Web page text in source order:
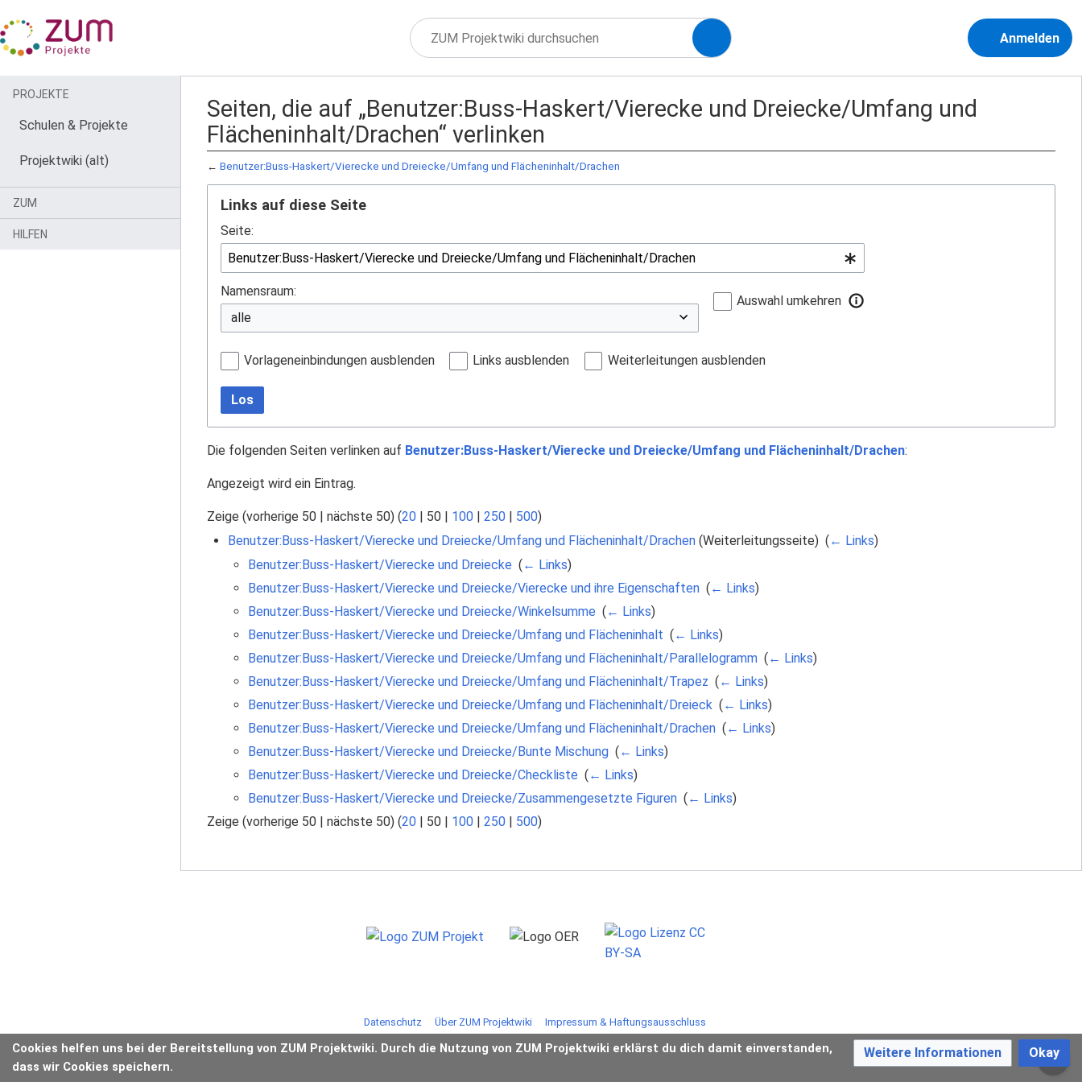
Anmelden
Seiten, die auf „Benutzer:Buss-Haskert/Vierecke und Dreiecke/Umfang und
Flächeninhalt/Drachen“ verlinken
← Benutzer:Buss-Haskert/Vierecke und Dreiecke/Umfang und Flächeninhalt/Drachen
Links auf diese Seite
Seite:
Namensraum:
Auswahl umkehren
Vorlageneinbindungen ausblenden Links ausblenden Weiterleitungen ausblenden
Los
Die folgenden Seiten verlinken auf Benutzer:Buss-Haskert/Vierecke und Dreiecke/Umfang und Flächeninhalt/Drachen:
Angezeigt wird ein Eintrag.
Zeige (vorherige 50 | nächste 50) (20 | 50 | 100 | 250 | 500)
Benutzer:Buss-Haskert/Vierecke und Dreiecke/Umfang und Flächeninhalt/Drachen(Weiterleitungsseite) ‎ (← Links)
Benutzer:Buss-Haskert/Vierecke und Dreiecke ‎(← Links)
Benutzer:Buss-Haskert/Vierecke und Dreiecke/Vierecke und ihre Eigenschaften ‎(← Links)
Benutzer:Buss-Haskert/Vierecke und Dreiecke/Winkelsumme ‎(← Links)
Benutzer:Buss-Haskert/Vierecke und Dreiecke/Umfang und Flächeninhalt ‎(← Links)
Benutzer:Buss-Haskert/Vierecke und Dreiecke/Umfang und Flächeninhalt/Parallelogramm ‎(← Links)
Benutzer:Buss-Haskert/Vierecke und Dreiecke/Umfang und Flächeninhalt/Trapez ‎(← Links)
Benutzer:Buss-Haskert/Vierecke und Dreiecke/Umfang und Flächeninhalt/Dreieck ‎(← Links)
Benutzer:Buss-Haskert/Vierecke und Dreiecke/Umfang und Flächeninhalt/Drachen ‎(← Links)
Benutzer:Buss-Haskert/Vierecke und Dreiecke/Bunte Mischung ‎(← Links)
Benutzer:Buss-Haskert/Vierecke und Dreiecke/Checkliste ‎(← Links)
Benutzer:Buss-Haskert/Vierecke und Dreiecke/Zusammengesetzte Figuren ‎(← Links)
Zeige (vorherige 50 | nächste 50) (20 | 50 | 100 | 250 | 500)
Cookies helfen uns bei der Bereitstellung von ZUM Projektwiki. Durch die Nutzung von ZUM Projektwiki erklärst du dich damit einverstanden,
dass wir Cookies speichern.
Weitere Informationen Okay
PROJEKTE
Schulen & Projekte
Projektwiki (alt)
ZUM
HILFEN
Datenschutz Über ZUM Projektwiki Impressum & Haftungsausschluss